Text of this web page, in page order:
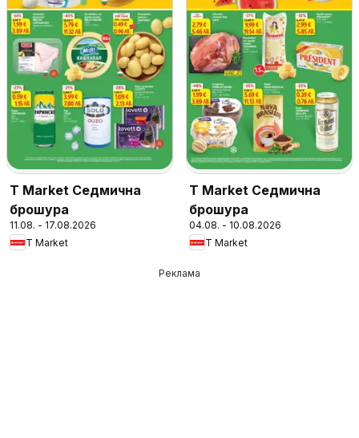
T Market Седмична
брошура
11.08. - 17.08.2026
T Market
T Market Седмична
брошура
04.08. - 10.08.2026
T Market
Реклама